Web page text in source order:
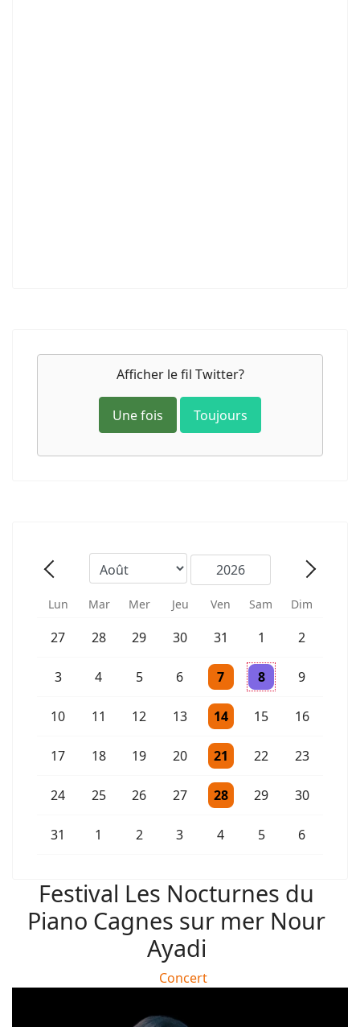
Afficher le fil Twitter?
Une fois Toujours
Précédent - Mois
Année
Suivant
Lun Mar Mer Jeu Ven Sam Dim
27 28 29 30 31
Un évènement
1 2
3 4 5 6 7
Un évènement
8
Un évènement
9
10 11 12 13 14
Un évènement
15 16
17 18 19 20 21
Un évènement
22 23
24 25 26 27 28
Un évènement
29 30
31 1 2 3 4
Un évènement
5 6
Festival Les Nocturnes du
Piano Cagnes sur mer Nour
Ayadi
Concert